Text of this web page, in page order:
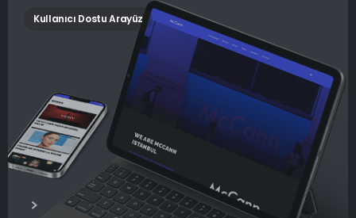
Kullanıcı Dostu Arayüz